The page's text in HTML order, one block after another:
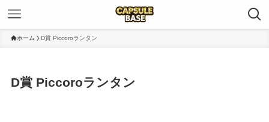
ホーム D賞 Piccoroランタン
D賞 Piccoroランタン